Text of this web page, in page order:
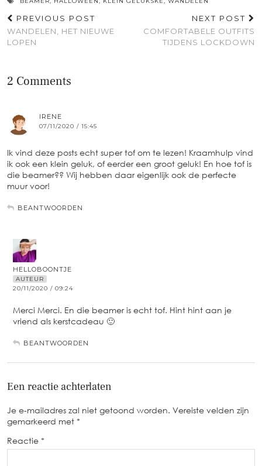
PREVIOUS POST
WANDELEN, HET NIEUWE
LOPEN
NEXT POST
COMFORTABELE OUTFITS
TIJDENS LOCKDOWN
2 Comments
IRENE
07/11/2020 / 15:45
Ik vind deze posts echt super tof om te lezen! Kraamhulp vind
ik ook een klein geluk, of eerder een groot geluk! En hoe tof is
die beamer?? Wij hebben daar eigenlijk ook de perfecte
muur voor!
BEANTWOORDEN
HELLOBOONTJE
AUTEUR
20/11/2020 / 09:24
Merci Merci. En die beamer is echt tof. Hint hint aan je
vriend als kerstcadeau 🙂
BEANTWOORDEN
Een reactie achterlaten
Je e-mailadres zal niet getoond worden. Vereiste velden zijn
gemarkeerd met *
Reactie *